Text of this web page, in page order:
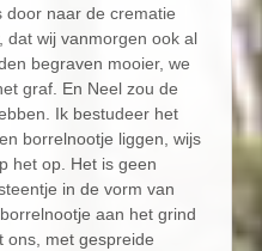
door naar de crematie
dat wij vanmorgen ook al
begraven mooier, we
graf. En Neel zou de
Ik bestudeer het
borrelnootje liggen, wijs
het op. Het is geen
in de vorm van
aan het grind
ons, met gespreide